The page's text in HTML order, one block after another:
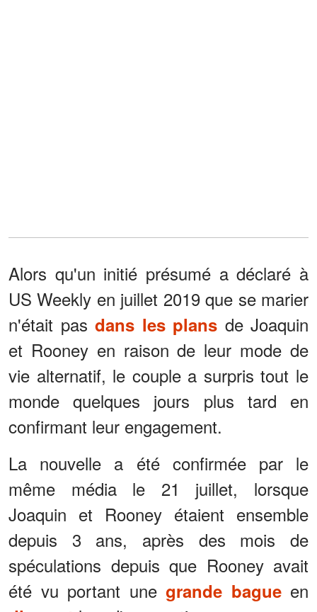
Alors qu'un initié présumé a déclaré à
US Weekly en juillet 2019 que se marier
n'était pas dans les plans de Joaquin
et Rooney en raison de leur mode de
vie alternatif, le couple a surpris tout le
monde quelques jours plus tard en
confirmant leur engagement.
La nouvelle a été confirmée par le
même média le 21 juillet, lorsque
Joaquin et Rooney étaient ensemble
depuis 3 ans, après des mois de
spéculations depuis que Rooney avait
été vu portant une grande bagueen